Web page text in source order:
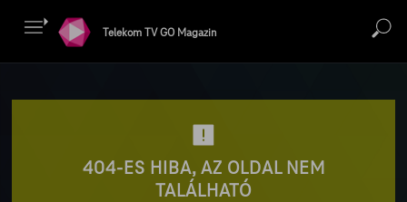
Telekom TV GO Magazin
404-ES HIBA, AZ OLDAL NEM
TALÁLHATÓ